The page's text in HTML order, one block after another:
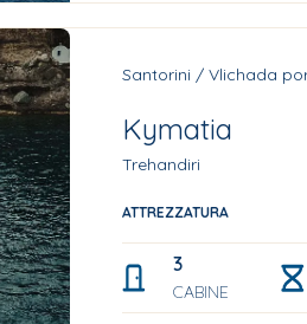
Santorini / Vlichada
Kymatia
Trehandiri
ATTREZZATURA
3
CABINE